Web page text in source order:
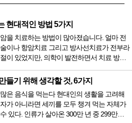
현대적인 방법 5가지
을 치료하는 방법이 많아졌습니다. 얼마 전
이나 항암치료 그리고 방사선치료가 전부라
이 있었지만, 의학이 발전하면서 치료 방법
하는 방법이 하나 더 추가되었습니다. 중입
위해서는 일본이나 독일 등 중입자 치료기가
힘들게 치료받았지만 얼마 전 국내 도입 후
시작으로 중입자 치료기가 가동되었습니다.
되어 모든 암 환자가 중입자 치료를 받을 수
들기 위해 생각할 것, 6가지
은 음식을 먹는다 현대인의 생활을 고려해
가 아니라면 세끼를 모두 챙겨 먹는 자체가
있다. 인류가 살아온 300만 년 중 299만